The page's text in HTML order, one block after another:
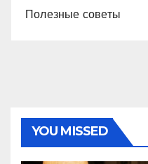
Полезные советы
YOU MISSED